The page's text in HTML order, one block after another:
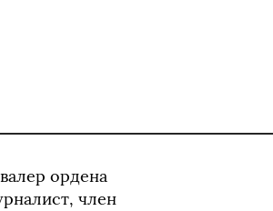
ордена
член